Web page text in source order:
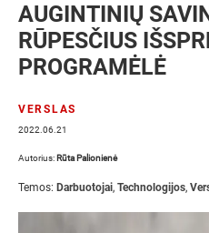
AUGINTINIŲ
RŪPESČIUS
PROGRAMĖLĖ
VERSLAS
2022.06.21
Autorius: Rūta Palionienė
Temos: Darbuotojai, Technologijos,